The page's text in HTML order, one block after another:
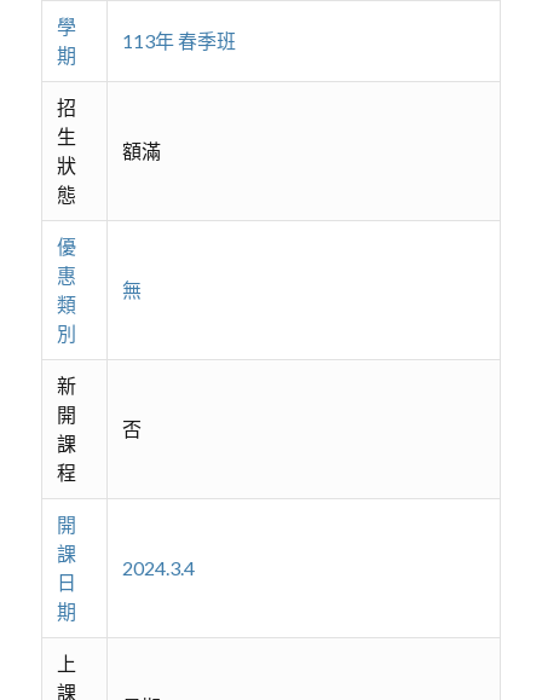
學
期
113年 春季班
招
生
狀
態
額滿
優
惠
類
別
無
新
開
課
程
否
開
課
日
期
2024.3.4
上
課